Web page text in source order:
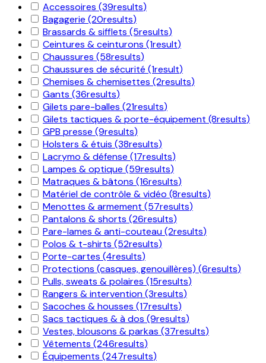
Accessoires (39results)
Bagagerie (20results)
Brassards & sifflets (5results)
Ceintures & ceinturons (1result)
Chaussures (58results)
Chaussures de sécurité (1result)
Chemises & chemisettes (2results)
Gants (36results)
Gilets pare-balles (21results)
Gilets tactiques & porte-équipement (8results)
GPB presse (9results)
Holsters & étuis (38results)
Lacrymo & défense (17results)
Lampes & optique (59results)
Matraques & bâtons (16results)
Matériel de contrôle & vidéo (8results)
Menottes & armement (57results)
Pantalons & shorts (26results)
Pare-lames & anti-couteau(2results)
Polos & t-shirts (52results)
Porte-cartes (4results)
Protections (casques, genouillères) (6results)
Pulls, sweats & polaires (15results)
Rangers & intervention(3results)
Sacoches & housses (17results)
Sacs tactiques & à dos (9results)
Vestes, blousons & parkas (37results)
Vêtements (246results)
Équipements (247results)